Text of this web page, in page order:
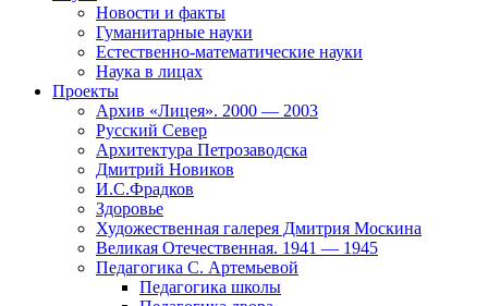
Новости и факты
Гуманитарные науки
Естественно-математические науки
Наука в лицах
Проекты
Архив «Лицея». 2000 — 2003
Русский Север
Архитектура Петрозаводска
Дмитрий Новиков
И.С.Фрадков
Здоровье
Художественная галерея Дмитрия Москина
Великая Отечественная. 1941 — 1945
Педагогика С. Артемьевой
Педагогика школы